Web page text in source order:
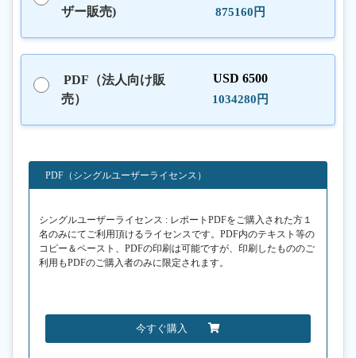
ザー販売)
875160円
PDF（法人向け販
売）
USD 6500
1034280円
PDF（シングルユーザーライセンス）
シングルユーザーライセンス : レポートPDFをご購入された方１
名のみにてご利用頂けるライセンスです。PDF内のテキスト等の
コピー＆ペースト、PDFの印刷は可能ですが、印刷したもののご
利用もPDFのご購入者のみに限定されます。
今すぐ購入